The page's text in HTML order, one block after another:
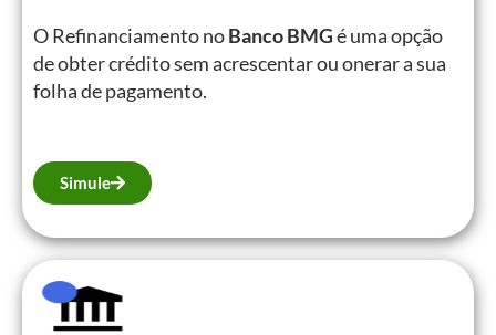
O Refinanciamento noBanco BMGé uma opção
de obter crédito sem acrescentar ou onerar a sua
folha de pagamento.
Simule